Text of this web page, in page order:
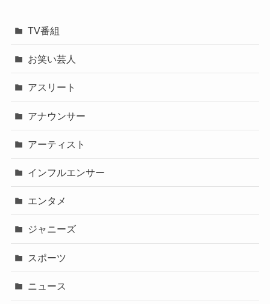
TV番組
お笑い芸人
アスリート
アナウンサー
アーティスト
インフルエンサー
エンタメ
ジャニーズ
スポーツ
ニュース